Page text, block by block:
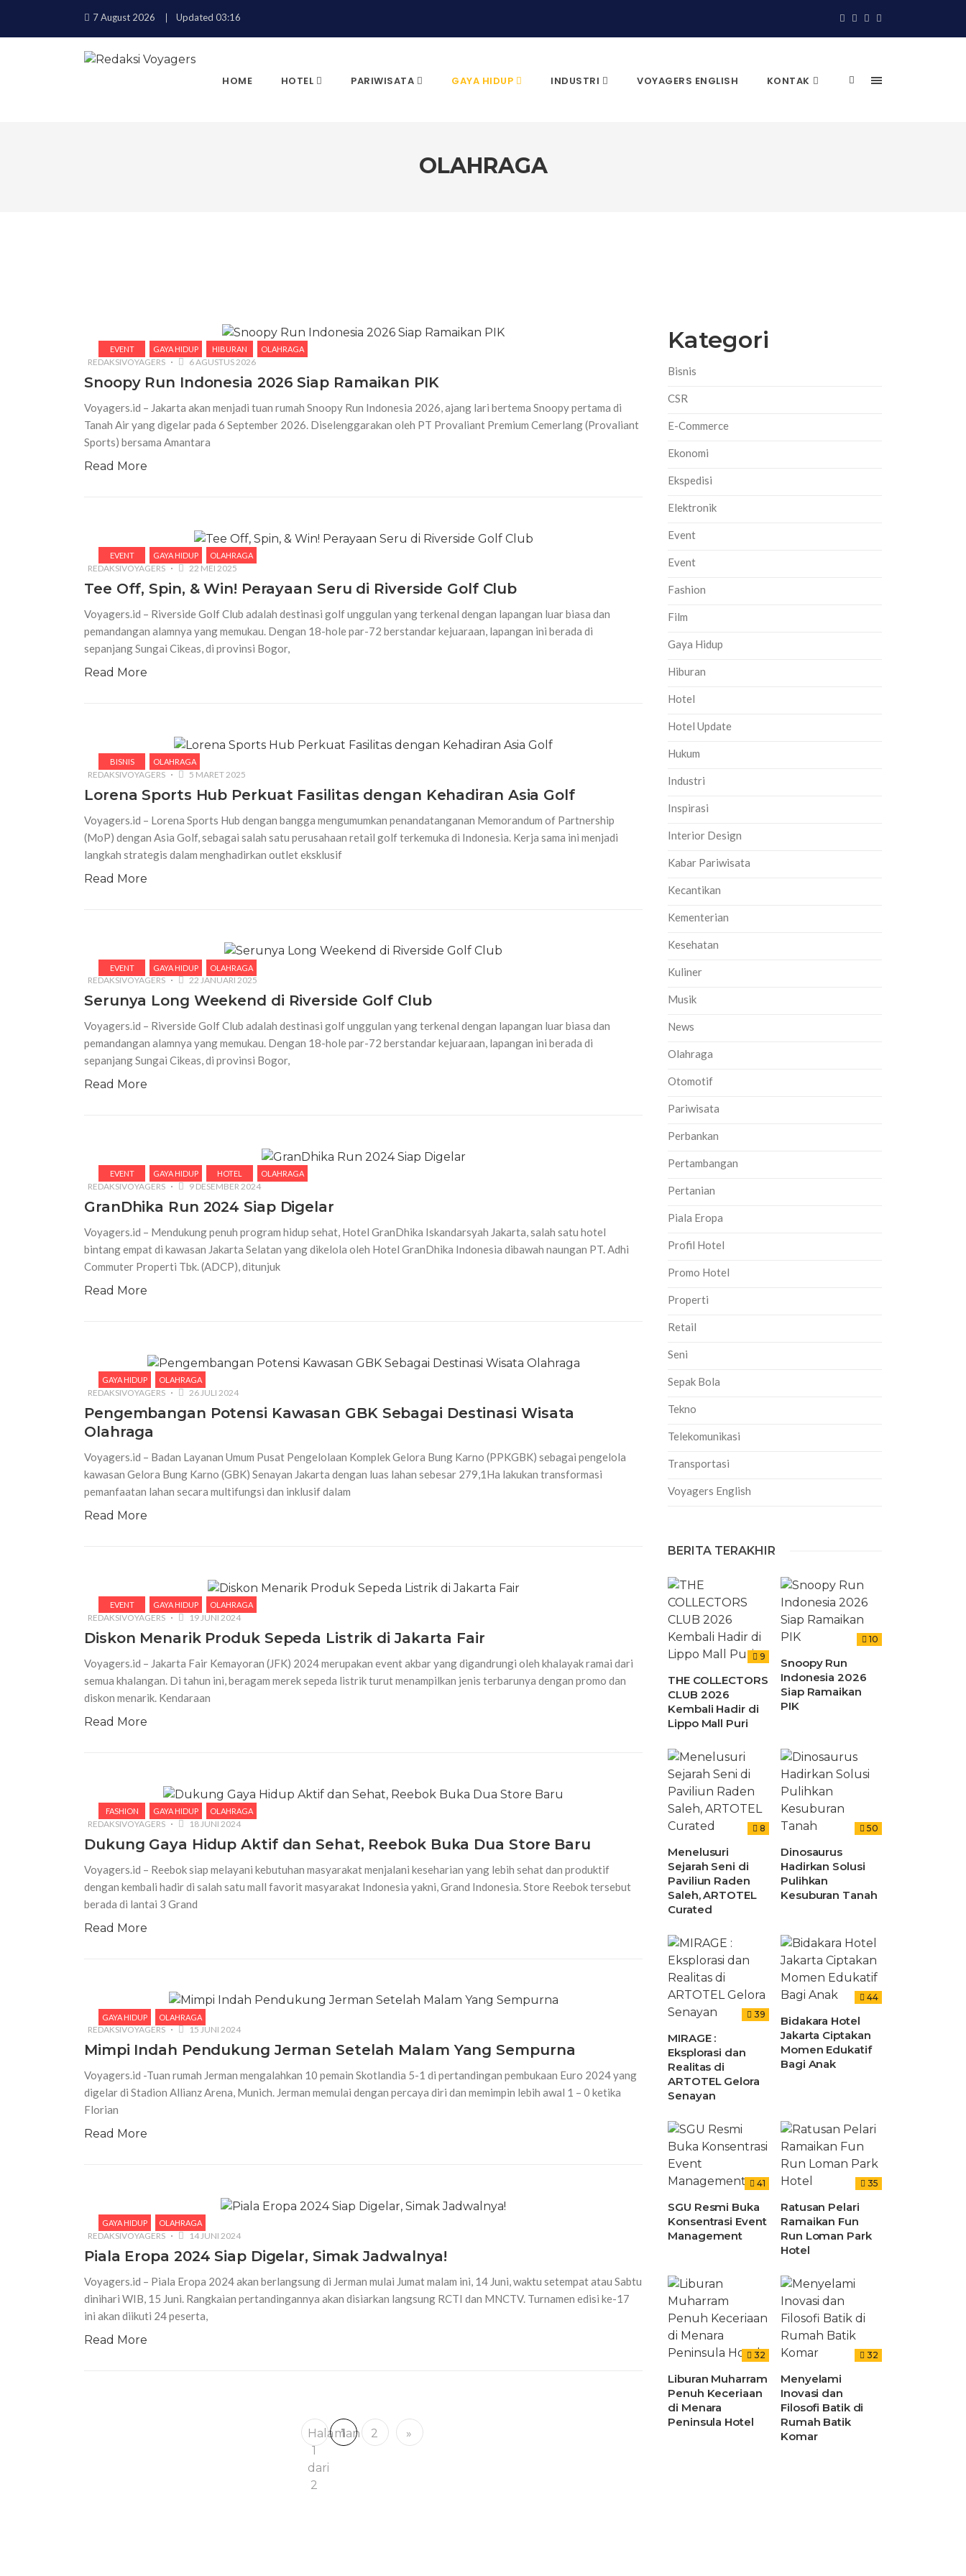
7 August 2026 Updated 03:16
HOME HOTEL PARIWISATA GAYA HIDUP INDUSTRI VOYAGERS ENGLISH KONTAK
OLAHRAGA
EVENT GAYA HIDUP HIBURAN OLAHRAGA
REDAKSIVOYAGERS 6 AGUSTUS 2026
Snoopy Run Indonesia 2026 Siap Ramaikan PIK
Voyagers.id – Jakarta akan menjadi tuan rumah Snoopy Run Indonesia 2026, ajang lari bertema Snoopy pertama di
Tanah Air yang digelar pada 6 September 2026. Diselenggarakan oleh PT Provaliant Premium Cemerlang (Provaliant
Sports) bersama Amantara
Read More
EVENT GAYA HIDUP OLAHRAGA
REDAKSIVOYAGERS 22 MEI 2025
Tee Off, Spin, & Win! Perayaan Seru di Riverside Golf Club
Voyagers.id – Riverside Golf Club adalah destinasi golf unggulan yang terkenal dengan lapangan luar biasa dan
pemandangan alamnya yang memukau. Dengan 18-hole par-72 berstandar kejuaraan, lapangan ini berada di
sepanjang Sungai Cikeas, di provinsi Bogor,
Read More
BISNIS OLAHRAGA
REDAKSIVOYAGERS 5 MARET 2025
Lorena Sports Hub Perkuat Fasilitas dengan Kehadiran Asia Golf
Voyagers.id – Lorena Sports Hub dengan bangga mengumumkan penandatanganan Memorandum of Partnership
(MoP) dengan Asia Golf, sebagai salah satu perusahaan retail golf terkemuka di Indonesia. Kerja sama ini menjadi
langkah strategis dalam menghadirkan outlet eksklusif
Read More
EVENT GAYA HIDUP OLAHRAGA
REDAKSIVOYAGERS 22 JANUARI 2025
Serunya Long Weekend di Riverside Golf Club
Voyagers.id – Riverside Golf Club adalah destinasi golf unggulan yang terkenal dengan lapangan luar biasa dan
pemandangan alamnya yang memukau. Dengan 18-hole par-72 berstandar kejuaraan, lapangan ini berada di
sepanjang Sungai Cikeas, di provinsi Bogor,
Read More
EVENT GAYA HIDUP HOTEL OLAHRAGA
REDAKSIVOYAGERS 9 DESEMBER 2024
GranDhika Run 2024 Siap Digelar
Voyagers.id – Mendukung penuh program hidup sehat, Hotel GranDhika Iskandarsyah Jakarta, salah satu hotel
bintang empat di kawasan Jakarta Selatan yang dikelola oleh Hotel GranDhika Indonesia dibawah naungan PT. Adhi
Commuter Properti Tbk. (ADCP), ditunjuk
Read More
GAYA HIDUP OLAHRAGA
REDAKSIVOYAGERS 26 JULI 2024
Pengembangan Potensi Kawasan GBK Sebagai Destinasi Wisata
Olahraga
Voyagers.id – Badan Layanan Umum Pusat Pengelolaan Komplek Gelora Bung Karno (PPKGBK) sebagai pengelola
kawasan Gelora Bung Karno (GBK) Senayan Jakarta dengan luas lahan sebesar 279,1Ha lakukan transformasi
pemanfaatan lahan secara multifungsi dan inklusif dalam
Read More
EVENT GAYA HIDUP OLAHRAGA
REDAKSIVOYAGERS 19 JUNI 2024
Diskon Menarik Produk Sepeda Listrik di Jakarta Fair
Voyagers.id – Jakarta Fair Kemayoran (JFK) 2024 merupakan event akbar yang digandrungi oleh khalayak ramai dari
semua khalangan. Di tahun ini, beragam merek sepeda listrik turut menampilkan jenis terbarunya dengan promo dan
diskon menarik. Kendaraan
Read More
FASHION GAYA HIDUP OLAHRAGA
REDAKSIVOYAGERS 18 JUNI 2024
Dukung Gaya Hidup Aktif dan Sehat, Reebok Buka Dua Store Baru
Voyagers.id – Reebok siap melayani kebutuhan masyarakat menjalani keseharian yang lebih sehat dan produktif
dengan kembali hadir di salah satu mall favorit masyarakat Indonesia yakni, Grand Indonesia. Store Reebok tersebut
berada di lantai 3 Grand
Read More
GAYA HIDUP OLAHRAGA
REDAKSIVOYAGERS 15 JUNI 2024
Mimpi Indah Pendukung Jerman Setelah Malam Yang Sempurna
Voyagers.id -Tuan rumah Jerman mengalahkan 10 pemain Skotlandia 5-1 di pertandingan pembukaan Euro 2024 yang
digelar di Stadion Allianz Arena, Munich. Jerman memulai dengan percaya diri dan memimpin lebih awal 1 – 0 ketika
Florian
Read More
GAYA HIDUP OLAHRAGA
REDAKSIVOYAGERS 14 JUNI 2024
Piala Eropa 2024 Siap Digelar, Simak Jadwalnya!
Voyagers.id – Piala Eropa 2024 akan berlangsung di Jerman mulai Jumat malam ini, 14 Juni, waktu setempat atau Sabtu
dinihari WIB, 15 Juni. Rangkaian pertandingannya akan disiarkan langsung RCTI dan MNCTV. Turnamen edisi ke-17
ini akan diikuti 24 peserta,
Read More
Halaman
1
dari
2
1 2 »
Kategori
Bisnis
CSR
E-Commerce
Ekonomi
Ekspedisi
Elektronik
Event
Event
Fashion
Film
Gaya Hidup
Hiburan
Hotel
Hotel Update
Hukum
Industri
Inspirasi
Interior Design
Kabar Pariwisata
Kecantikan
Kementerian
Kesehatan
Kuliner
Musik
News
Olahraga
Otomotif
Pariwisata
Perbankan
Pertambangan
Pertanian
Piala Eropa
Profil Hotel
Promo Hotel
Properti
Retail
Seni
Sepak Bola
Tekno
Telekomunikasi
Transportasi
Voyagers English
BERITA TERAKHIR
9
THE COLLECTORS
CLUB 2026
Kembali Hadir di
Lippo Mall Puri
10
Snoopy Run
Indonesia 2026
Siap Ramaikan
PIK
8
Menelusuri
Sejarah Seni di
Paviliun Raden
Saleh, ARTOTEL
Curated
50
Dinosaurus
Hadirkan Solusi
Pulihkan
Kesuburan Tanah
39
MIRAGE :
Eksplorasi dan
Realitas di
ARTOTEL Gelora
Senayan
44
Bidakara Hotel
Jakarta Ciptakan
Momen Edukatif
Bagi Anak
41
SGU Resmi Buka
Konsentrasi Event
Management
35
Ratusan Pelari
Ramaikan Fun
Run Loman Park
Hotel
32
Liburan Muharram
Penuh Keceriaan
di Menara
Peninsula Hotel
32
Menyelami
Inovasi dan
Filosofi Batik di
Rumah Batik
Komar